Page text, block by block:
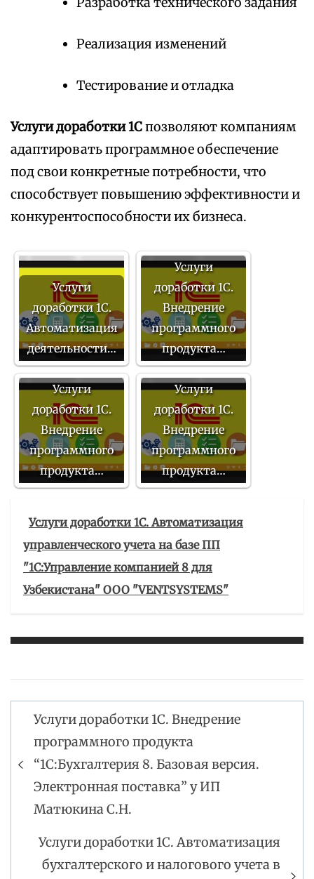
Реализация изменений
Тестирование и отладка
Услуги доработки 1Спозволяют компаниям
адаптировать программное обеспечение
под свои конкретные потребности, что
способствует повышению эффективности и
конкурентоспособности их бизнеса.
Услуги
доработки 1С.
Автоматизация
деятельности…
Услуги
доработки 1С.
Внедрение
программного
продукта…
Услуги
доработки 1С.
Внедрение
программного
продукта…
Услуги
доработки 1С.
Внедрение
программного
продукта…
Услуги доработки 1С. Автоматизация
управленческого учета на базе ПП
"1С:Управление компанией 8 для
Узбекистана" ООО "VENTSYSTEMS"
Навигация
по
записям
Услуги доработки 1С. Внедрение
программного продукта
“1С:Бухгалтерия 8. Базовая версия.
Электронная поставка” у ИП
Матюкина С.Н.
Услуги доработки 1С. Автоматизация
бухгалтерского и налогового учета в